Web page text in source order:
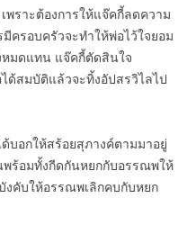
พราะต้องการให้แจ๊คกี้ลดความ
ครอบครัวจะทำให้พ่อไว้ใจยอม
มดแทน แจ๊คกี้ตัดสินใจ
ด้สมบัติแล้วจะทิ้งอัปสรวิไลไป
บอกให้สร้อยสุภางค์ตามมาอยู่
ร้อมทั้งกีดกันหยกกับอรรณพให้
งคับให้อรรณพเลิกคบกับหยก